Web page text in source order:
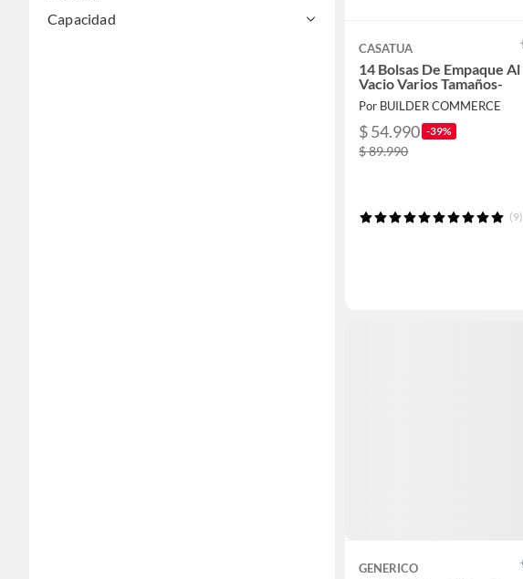
Capacidad
CASATUA
14 Bolsas De Empaque Al
Vacio Varios Tamaños-
Por BUILDER COMMERCE
$ 54.990 -39%
$ 89.990
(9)
GENERICO